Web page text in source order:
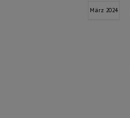
März 2024